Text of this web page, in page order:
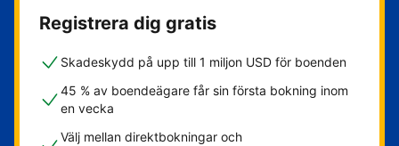
Registrera dig gratis
Skadeskydd på upp till 1 miljon USD för boenden
45 % av boendeägare får sin första bokning inom
en vecka
Välj mellan direktbokningar och